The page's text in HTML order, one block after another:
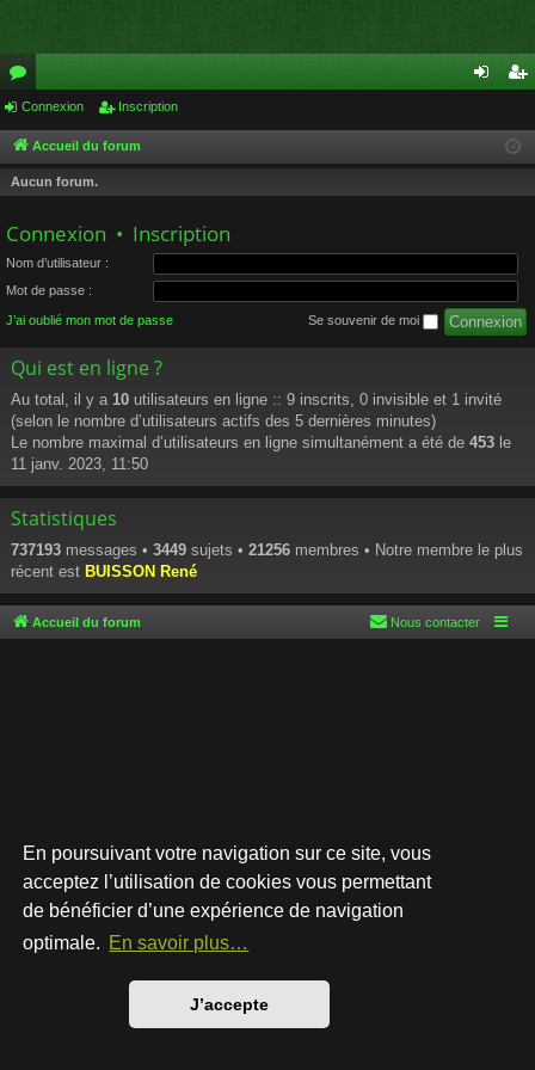
En poursuivant votre navigation sur ce site, vous
acceptez l’utilisation de cookies vous permettant
de bénéficier d’une expérience de navigation
optimale. En savoir plus…
J’accepte
or
u
m
cri
Connexion Inscription
Accueil du forum
Aucun forum.
Connexion • Inscription
Nom d’utilisateur :
Mot de passe :
J’ai oublié mon mot de passe Se souvenir de moi
Qui est en ligne ?
Au total, il y a 10 utilisateurs en ligne :: 9 inscrits, 0 invisible et 1 invité
(selon le nombre d’utilisateurs actifs des 5 dernières minutes)
Le nombre maximal d’utilisateurs en ligne simultanément a été de 453 le
11 janv. 2023, 11:50
Statistiques
737193 messages • 3449 sujets • 21256 membres • Notre membre le plus
récent est BUISSON René
Accueil du forum Nous contacter
Développé parphpBB® Forum Software © phpBB Limited
Style par
Traduction française officielle